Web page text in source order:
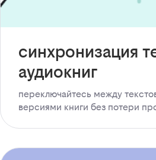
синхронизация
аудиокниг
переключайтесь между
версиями книги без потери